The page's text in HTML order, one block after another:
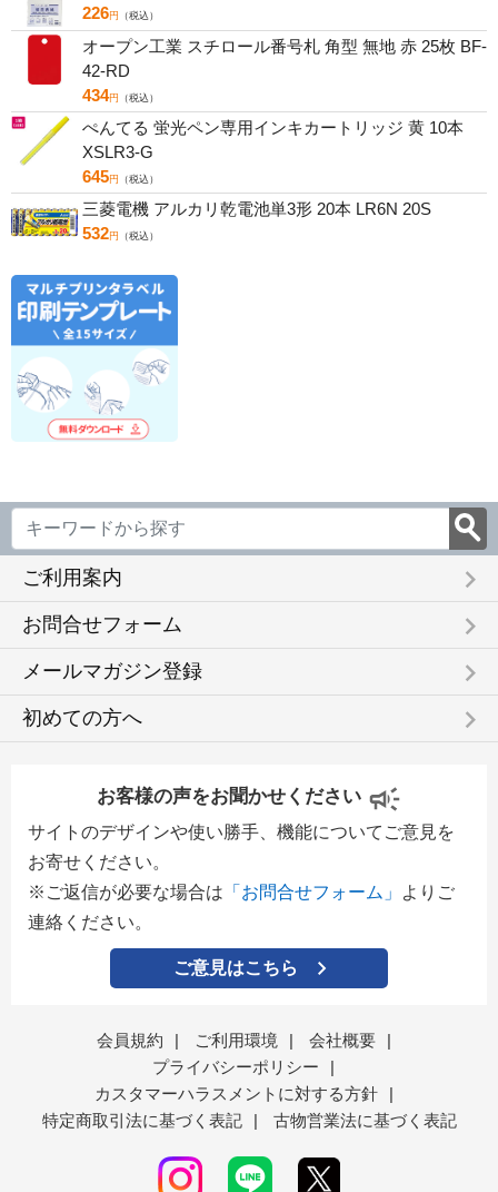
226円 （税込）
オープン工業 スチロール番号札 角型 無地 赤 25枚 BF-
42-RD
434円 （税込）
ぺんてる 蛍光ペン専用インキカートリッジ 黄 10本
XSLR3-G
645円 （税込）
三菱電機 アルカリ乾電池単3形 20本 LR6N 20S
532円 （税込）
ご利用案内 keyboard_arrow_right
お問合せフォーム keyboard_arrow_right
メールマガジン登録 keyboard_arrow_right
初めての方へ keyboard_arrow_right
お客様の声をお聞かせください
サイトのデザインや使い勝手、機能についてご意見を
お寄せください。
※ご返信が必要な場合は 「お問合せフォーム」
よりご
連絡ください。
ご意見はこちら
会員規約 | ご利用環境 | 会社概要
|
プライバシーポリシー
|
カスタマーハラスメントに対する方針
|
特定商取引法に基づく表記
| 古物営業法に基づく表記